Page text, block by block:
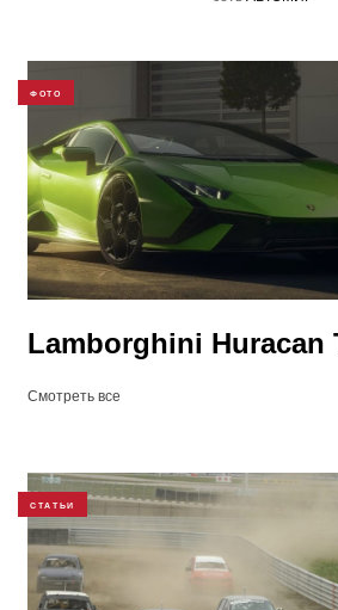
ФОТО
Lamborghini Huracan
Смотреть все
СТАТЬИ